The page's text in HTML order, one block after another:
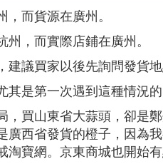
而貨源在廣州。
，而實際店鋪在廣州。
議買家以後先詢問發貨地
是第一次遇到這種情況的
，買山東省大蒜頭，卻是
西省發貨的橙子，因為
淘寶網。京東商城也開始